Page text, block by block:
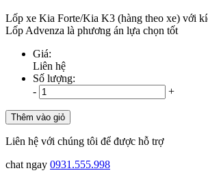
Lốp xe Kia Forte/Kia K3 (hàng theo xe) với
Lốp Advenza là phương án lựa chọn tốt
Giá:
Liên hệ
Số lượng:
-
+
Thêm vào giỏ
Liên hệ với chúng tôi để được hỗ trợ
chat ngay 0931.555.998